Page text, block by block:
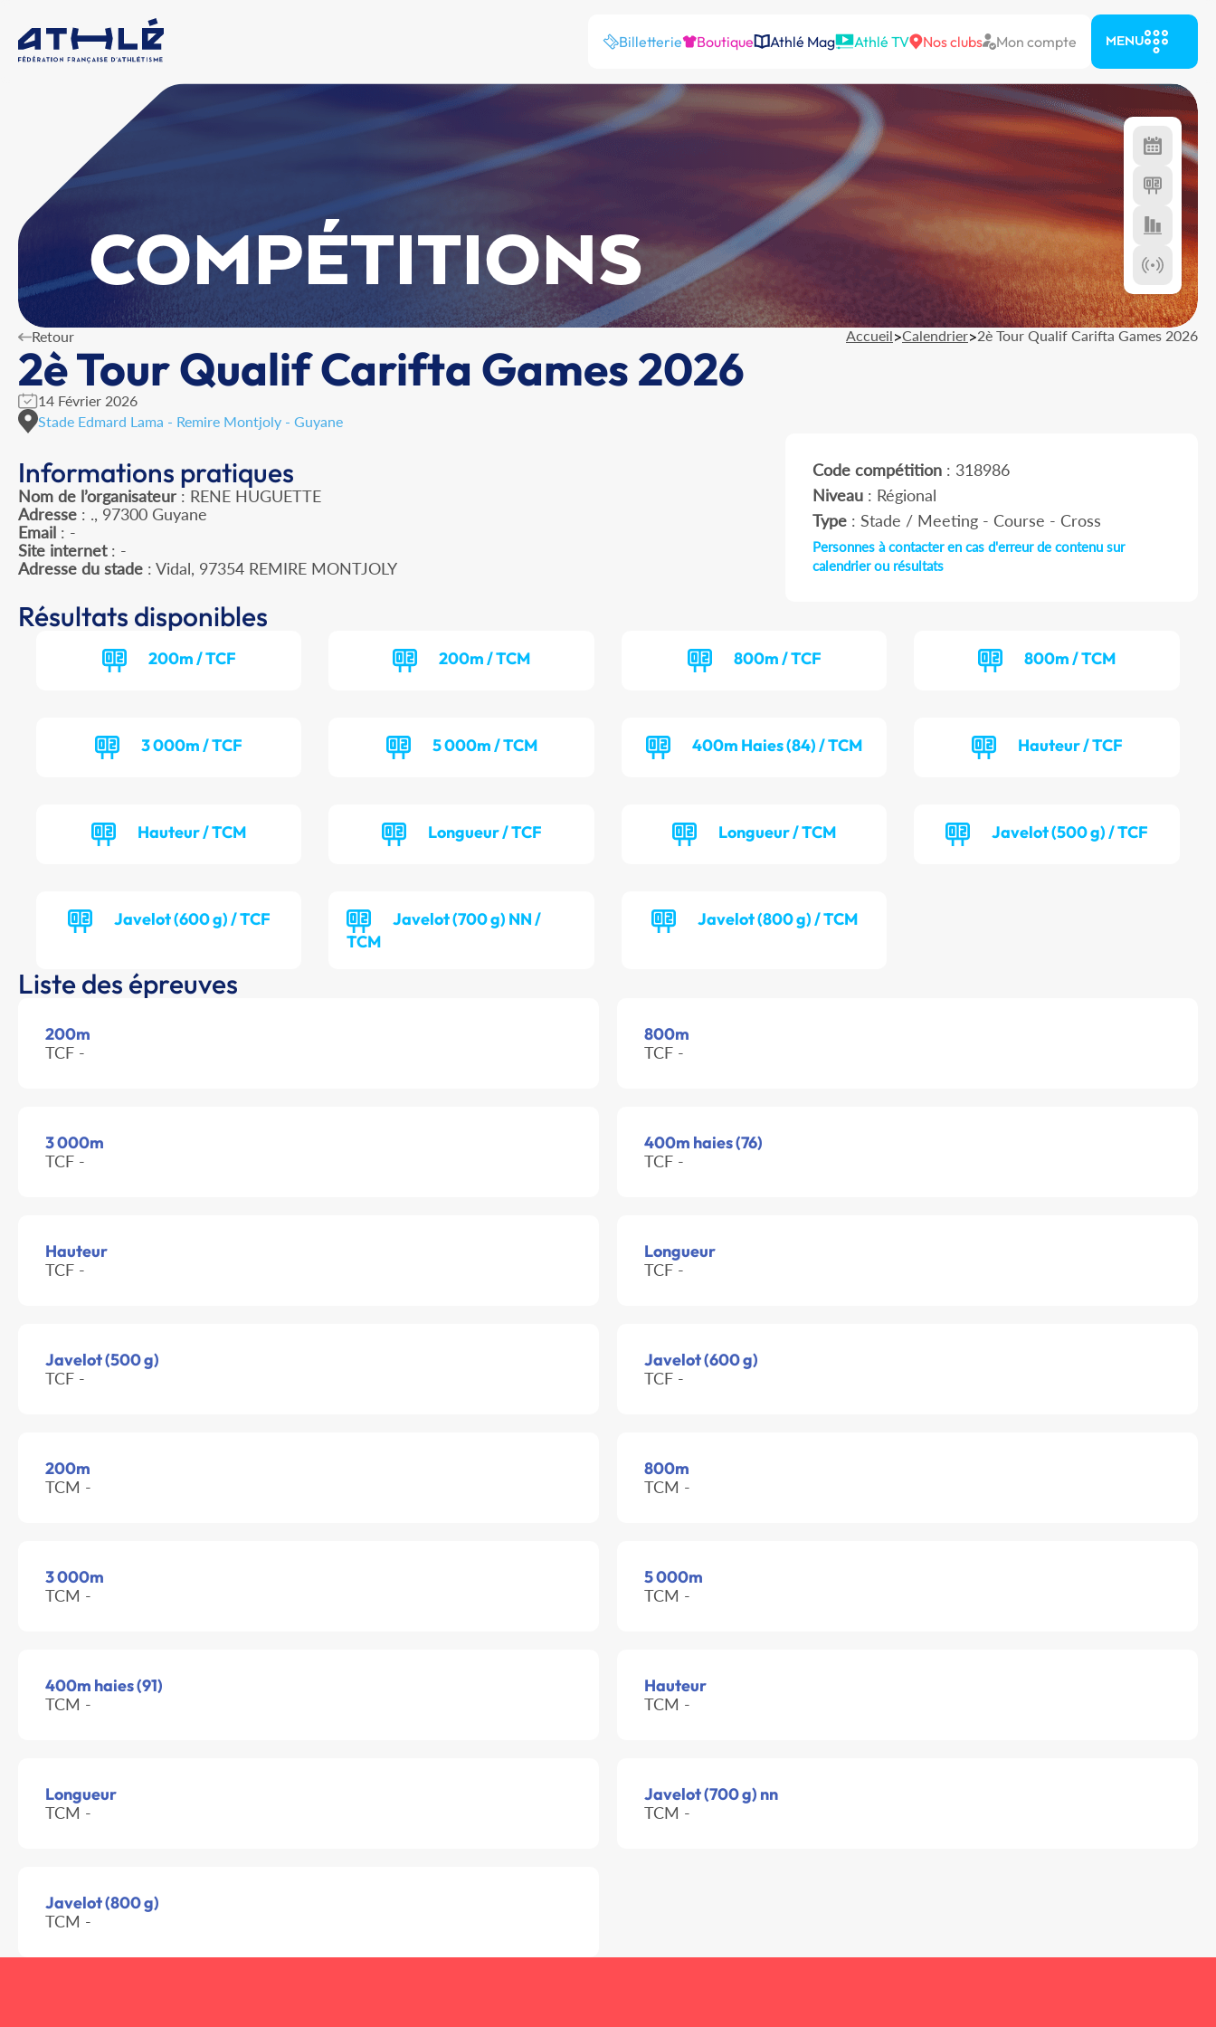
Billetterie Boutique Athlé Mag Athlé TV Nos clubs Mon compte MENU
COMPÉTITIONS
Retour Accueil>Calendrier>2è Tour Qualif Carifta Games 2026
2è Tour Qualif Carifta Games 2026
14 Février 2026
Stade Edmard Lama - Remire Montjoly - Guyane
Informations pratiques
Nom de l’organisateur : RENE HUGUETTE
Adresse : ., 97300 Guyane
Email : -
Site internet: -
Adresse du stade : Vidal, 97354 REMIRE MONTJOLY
Code compétition: 318986
Niveau: Régional
Type: Stade / Meeting - Course - Cross
Personnes à contacter en cas d'erreur de contenu sur
calendrier ou résultats
Résultats disponibles
200m / TCF 200m / TCM 800m / TCF 800m / TCM
3 000m / TCF 5 000m / TCM 400m Haies (84) / TCM Hauteur / TCF
Hauteur / TCM Longueur / TCF Longueur / TCM Javelot (500 g) / TCF
Javelot (600 g) / TCF
Javelot (700 g) NN /
TCM
Javelot (800 g) / TCM
Liste des épreuves
200m
TCF -
800m
TCF -
3 000m
TCF -
400m haies (76)
TCF -
Hauteur
TCF -
Longueur
TCF -
Javelot (500 g)
TCF -
Javelot (600 g)
TCF -
200m
TCM -
800m
TCM -
3 000m
TCM -
5 000m
TCM -
400m haies (91)
TCM -
Hauteur
TCM -
Longueur
TCM -
Javelot (700 g) nn
TCM -
Javelot (800 g)
TCM -